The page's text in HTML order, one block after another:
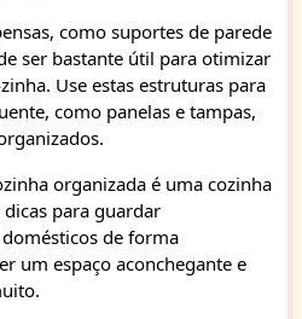
como suportes de parede
ser bastante útil para otimizar
Use estas estruturas para
como panelas e tampas,
organizada é uma cozinha
para guardar
de forma
um espaço aconchegante e